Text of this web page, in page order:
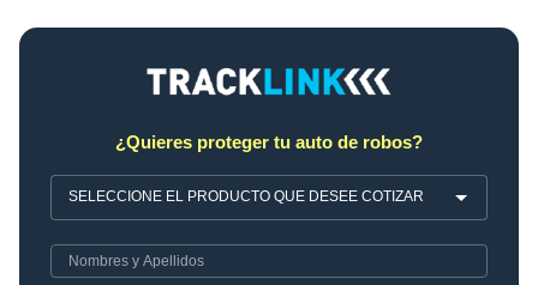
¿Quieres proteger tu auto de robos?